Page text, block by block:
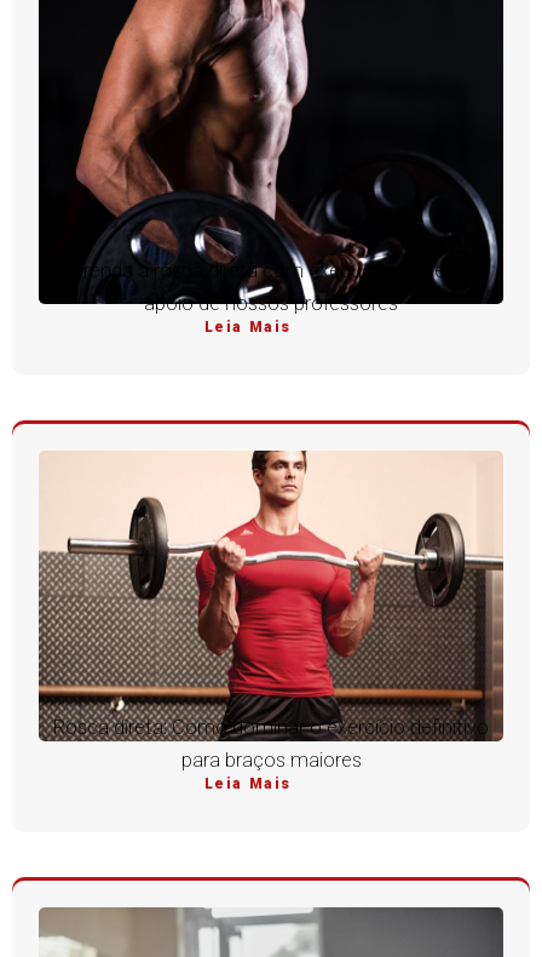
Aprenda a rosca direta com execução perfeita e
apoio de nossos professores
Leia Mais
Rosca direta: Como dominar o exercício definitivo
para braços maiores
Leia Mais